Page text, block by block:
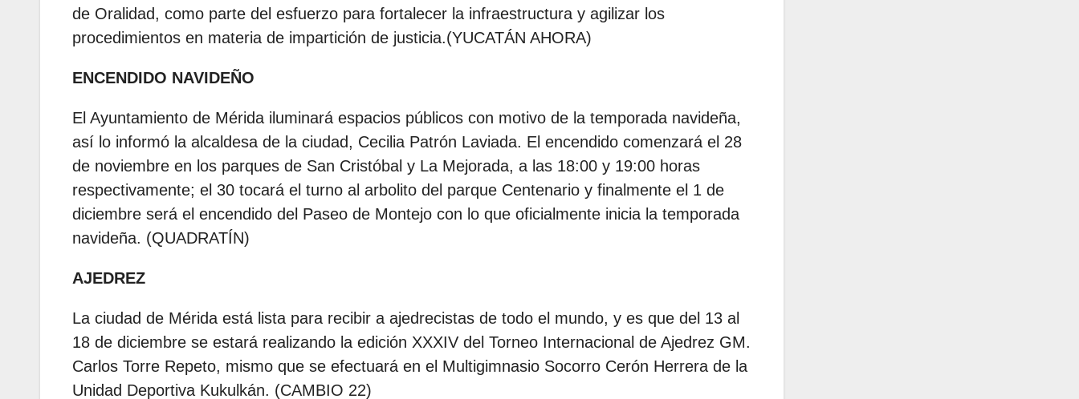
de Oralidad, como parte del esfuerzo para fortalecer la infraestructura y agilizar los
procedimientos en materia de impartición de justicia.(YUCATÁN AHORA)
ENCENDIDO NAVIDEÑO
El Ayuntamiento de Mérida iluminará espacios públicos con motivo de la temporada navideña,
así lo informó la alcaldesa de la ciudad, Cecilia Patrón Laviada. El encendido comenzará el 28
de noviembre en los parques de San Cristóbal y La Mejorada, a las 18:00 y 19:00 horas
respectivamente; el 30 tocará el turno al arbolito del parque Centenario y finalmente el 1 de
diciembre será el encendido del Paseo de Montejo con lo que oficialmente inicia la temporada
navideña. (QUADRATÍN)
AJEDREZ
La ciudad de Mérida está lista para recibir a ajedrecistas de todo el mundo, y es que del 13 al
18 de diciembre se estará realizando la edición XXXIV del Torneo Internacional de Ajedrez GM.
Carlos Torre Repeto, mismo que se efectuará en el Multigimnasio Socorro Cerón Herrera de la
Unidad Deportiva Kukulkán. (CAMBIO 22)